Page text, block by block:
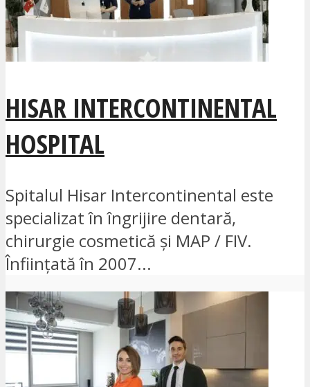
HISAR INTERCONTINENTAL
HOSPITAL
Spitalul Hisar Intercontinental este
specializat în îngrijire dentară,
chirurgie cosmetică și MAP / FIV.
Înființată în 2007...